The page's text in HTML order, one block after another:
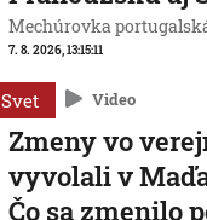
Mechúrovka
7. 8. 2026, 13:15:11
Svet Video
Zmeny vo
vyvolali v
Čo sa zmenilo